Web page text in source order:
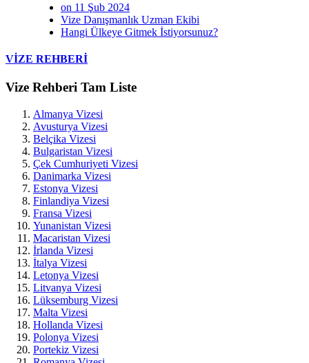
on 11 Şub 2024
Vize Danışmanlık Uzman Ekibi
Hangi Ülkeye Gitmek İstiyorsunuz?
VİZE REHBERİ
Vize Rehberi Tam Liste
Almanya Vizesi
Avusturya Vizesi
Belçika Vizesi
Bulgaristan Vizesi
Çek Cumhuriyeti Vizesi
Danimarka Vizesi
Estonya Vizesi
Finlandiya Vizesi
Fransa Vizesi
Yunanistan Vizesi
Macaristan Vizesi
İrlanda Vizesi
İtalya Vizesi
Letonya Vizesi
Litvanya Vizesi
Lüksemburg Vizesi
Malta Vizesi
Hollanda Vizesi
Polonya Vizesi
Portekiz Vizesi